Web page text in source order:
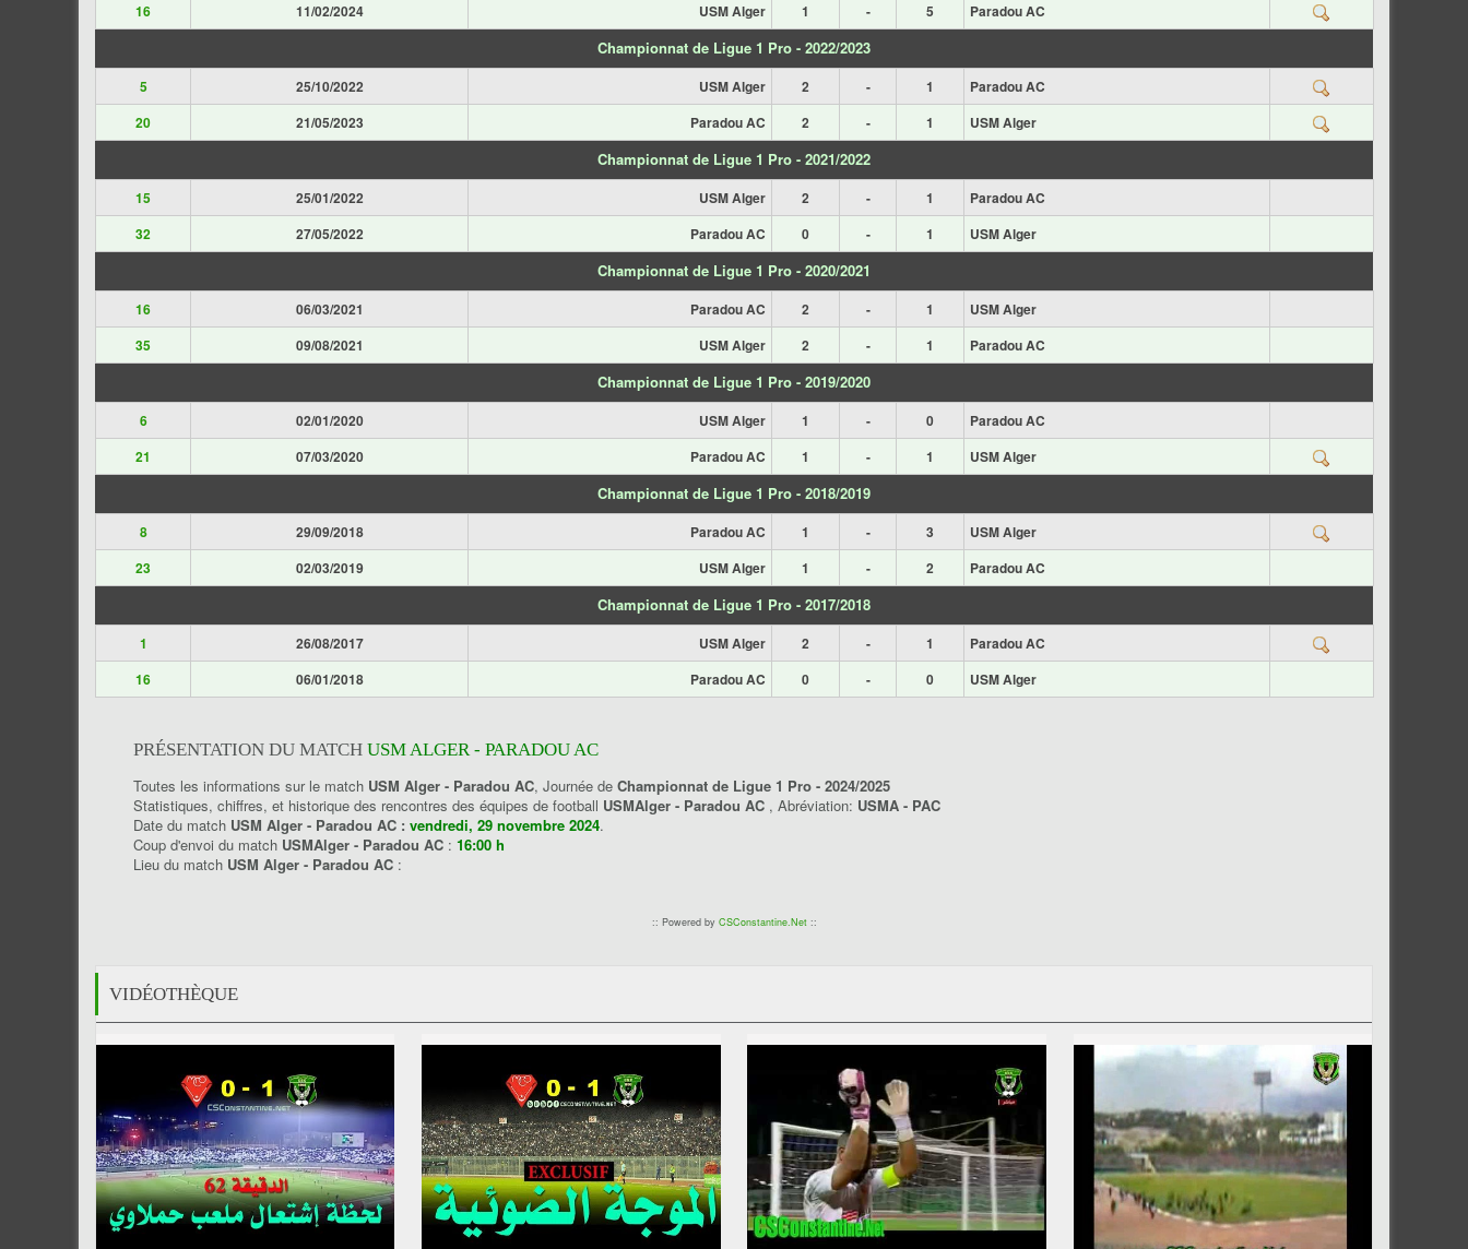
16
11/02/2024 USM Alger 1 - 5 Paradou AC
Championnat de Ligue 1 Pro - 2022/2023
5 25/10/2022 USM Alger 2 - 1
Paradou AC
20
21/05/2023 Paradou AC 2 - 1 USM Alger
Championnat de Ligue 1 Pro - 2021/2022
15 25/01/2022 USM Alger 2 - 1
Paradou AC
32
27/05/2022 Paradou AC 0 - 1 USM Alger
Championnat de Ligue 1 Pro - 2020/2021
16 06/03/2021 Paradou AC 2 - 1
USM Alger
35
09/08/2021 USM Alger 2 - 1 Paradou AC
Championnat de Ligue 1 Pro - 2019/2020
6 02/01/2020 USM Alger 1 - 0
Paradou AC
21
07/03/2020 Paradou AC 1 - 1 USM Alger
Championnat de Ligue 1 Pro - 2018/2019
8 29/09/2018 Paradou AC 1 - 3
USM Alger
23
02/03/2019 USM Alger 1 - 2 Paradou AC
Championnat de Ligue 1 Pro - 2017/2018
1 26/08/2017 USM Alger 2 - 1
Paradou AC
16
06/01/2018 Paradou AC 0 - 0 USM Alger
PRÉSENTATION DU MATCH USM ALGER - PARADOU AC
Toutes les informations sur le match USM Alger - Paradou AC, Journée de Championnat de Ligue 1 Pro - 2024/2025
Statistiques, chiffres, et historique des rencontres des équipes de football USMAlger - Paradou AC , Abréviation: USMA - PAC
Date du match USM Alger - Paradou AC : vendredi, 29 novembre 2024.
Coup d'envoi du match USMAlger - Paradou AC : 16:00 h
Lieu du match USM Alger - Paradou AC :
:: Powered by CSConstantine.Net::
VIDÉOTHÈQUE